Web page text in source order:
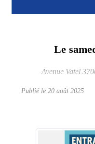
Le
Avenue Vatel
Publié le 20 août 2025